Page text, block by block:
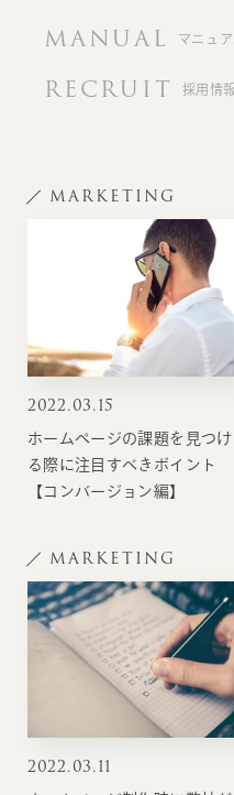
MANUAL マニュ
RECRUIT 採用情報
MARKETING
2022.03.15
ホームページの課題を見つけ
る際に注目すべきポイント
【コンバージョン編】
MARKETING
2022.03.11